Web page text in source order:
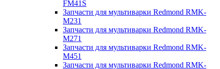
FM41S
Запчасти для мультиварки Redmond RMK-
M231
Запчасти для мультиварки Redmond RMK-
M271
Запчасти для мультиварки Redmond RMK-
M451
Запчасти для мультиварки Redmond RMK-